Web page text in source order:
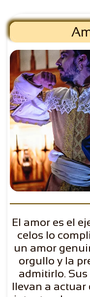
El amor es el
celos lo
un amor
orgullo y la
admitirlo.
llevan a